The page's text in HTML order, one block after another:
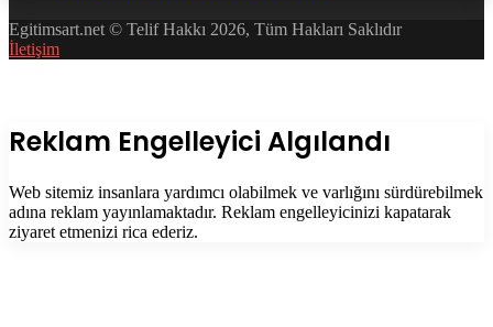
Egitimsart.net © Telif Hakkı 2026, Tüm Hakları Saklıdır
İletişim
Kapalı
Reklam Engelleyici Algılandı
Web sitemiz insanlara yardımcı olabilmek ve varlığını sürdürebilmek
adına reklam yayınlamaktadır. Reklam engelleyicinizi kapatarak
ziyaret etmenizi rica ederiz.